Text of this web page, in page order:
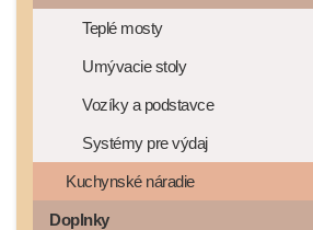
Teplé mosty
Umývacie stoly
Vozíky a podstavce
Systémy pre výdaj
Kuchynské náradie
Doplnky